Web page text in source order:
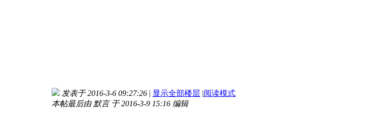
发表于 2016-3-6 09:27:26 | 显示全部楼层 |阅读模式
本帖最后由 默言 于 2016-3-9 15:16 编辑